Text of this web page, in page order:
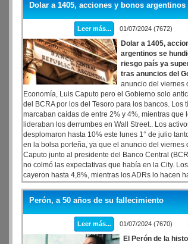
Dolar a 1405, acciones y bonos
Leer más... 01/07/2024 (7672)
Dolar a 1405,
argentinos se
riesgo país ya
tras anuncios del
anuncio del viernes
Economía, Luis Caputo pero el Gobierno solo
del BCRA por los del Tesoro para los bancos. Los
marcaban caídas de entre 2% y 4%, mientras que
lideraban los derrumbes en Wall Street.. Los
desplomaron hasta 10% este lunes 1° de julio
en la bolsa porteña, ya que el anuncio del viernes
Caputo junto al presidente del Banco Central
no colmó las expectativas que había en la City.
cayeron hasta 4,8%, mientras los ADRs lo hacen
país supera los 1.500 puntos básicos.
Perón, a 50 años de su fallecimiento
Leer más... 01/07/2024 (7670)
El Perón de la